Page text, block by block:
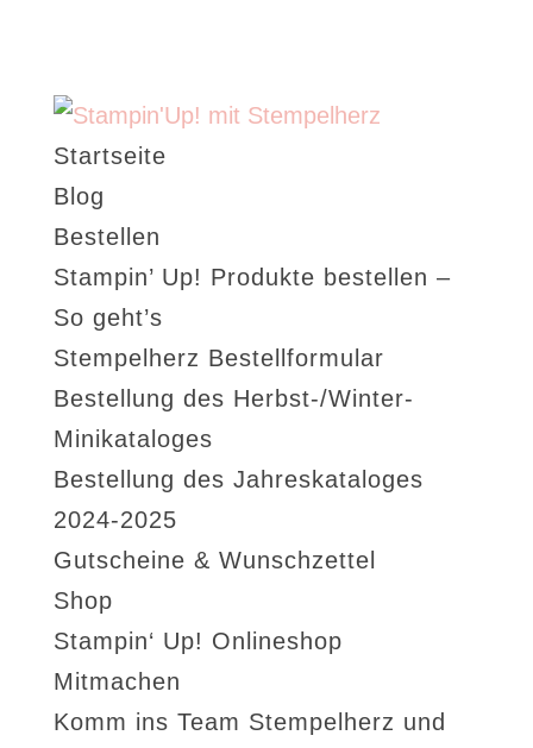
Startseite
Blog
Bestellen
Stampin’ Up! Produkte bestellen –
So geht’s
Stempelherz Bestellformular
Bestellung des Herbst-/Winter-
Minikataloges
Bestellung des Jahreskataloges
2024-2025
Gutscheine & Wunschzettel
Shop
Stampin‘ Up! Onlineshop
Mitmachen
Komm ins Team Stempelherz und